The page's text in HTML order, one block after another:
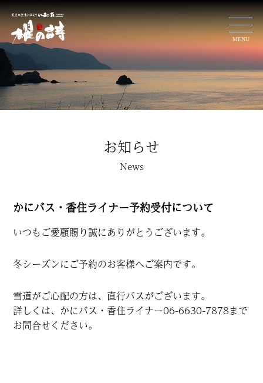
ホーム
お料理
今子浦で遊ぶ
ぐるり散策ガイド
お知らせ
お知らせ
News
かにバス・香住ライナー予約受付について
いつもご愛顧賜り誠にありがとうございます。
冬シーズンにご予約のお客様へご案内です。
雪道がご心配の方は、直行バスがございます。
詳しくは、かにバス・香住ライナー06-6630-7878まで
お問合せください。